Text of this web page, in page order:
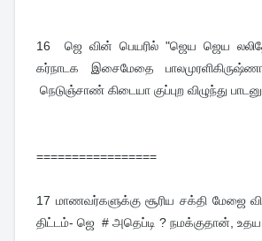
16 ஜெ வின் பெயரில் "ஜெய ஜெய
கர்நாடக இசைமேதை
நெடுஞ்சாண் கிடையா குப்புற விழுந்து
=================
17 மாணவர்களுக்கு சூரிய சக்தி மேஜை
திட்டம்- ஜெ # அதெப்டி ? நமக்குதான்,